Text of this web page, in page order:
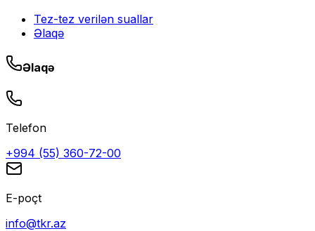
Tez-tez verilən suallar
Əlaqə
Əlaqə
Telefon
+994 (55) 360-72-00
E-poçt
info@tkr.az